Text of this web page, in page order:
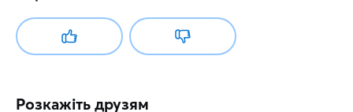
Розкажіть друзям